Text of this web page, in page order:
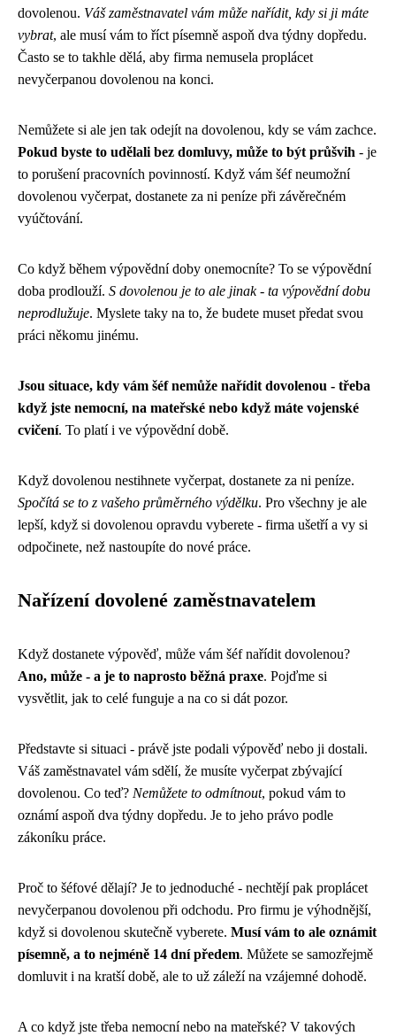
dovolenou. Váš zaměstnavatel vám může nařídit, kdy si ji máte
vybrat, ale musí vám to říct písemně aspoň dva týdny dopředu.
Často se to takhle dělá, aby firma nemusela proplácet
nevyčerpanou dovolenou na konci.
Nemůžete si ale jen tak odejít na dovolenou, kdy se vám zachce.
Pokud byste to udělali bez domluvy, může to být průšvih - je
to porušení pracovních povinností. Když vám šéf neumožní
dovolenou vyčerpat, dostanete za ni peníze při závěrečném
vyúčtování.
Co když během výpovědní doby onemocníte? To se výpovědní
doba prodlouží. S dovolenou je to ale jinak - ta výpovědní dobu
neprodlužuje. Myslete taky na to, že budete muset předat svou
práci někomu jinému.
Jsou situace, kdy vám šéf nemůže nařídit dovolenou - třeba
když jste nemocní, na mateřské nebo když máte vojenské
cvičení. To platí i ve výpovědní době.
Když dovolenou nestihnete vyčerpat, dostanete za ni peníze.
Spočítá se to z vašeho průměrného výdělku. Pro všechny je ale
lepší, když si dovolenou opravdu vyberete - firma ušetří a vy si
odpočinete, než nastoupíte do nové práce.
Nařízení dovolené zaměstnavatelem
Když dostanete výpověď, může vám šéf nařídit dovolenou?
Ano, může - a je to naprosto běžná praxe. Pojďme si
vysvětlit, jak to celé funguje a na co si dát pozor.
Představte si situaci - právě jste podali výpověď nebo ji dostali.
Váš zaměstnavatel vám sdělí, že musíte vyčerpat zbývající
dovolenou. Co teď? Nemůžete to odmítnout, pokud vám to
oznámí aspoň dva týdny dopředu. Je to jeho právo podle
zákoníku práce.
Proč to šéfové dělají? Je to jednoduché - nechtějí pak proplácet
nevyčerpanou dovolenou při odchodu. Pro firmu je výhodnější,
když si dovolenou skutečně vyberete. Musí vám to ale oznámit
písemně, a to nejméně 14 dní předem. Můžete se samozřejmě
domluvit i na kratší době, ale to už záleží na vzájemné dohodě.
A co když jste třeba nemocní nebo na mateřské? V takových